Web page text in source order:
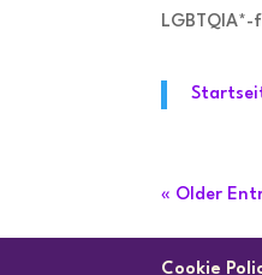
« Older
Cookie